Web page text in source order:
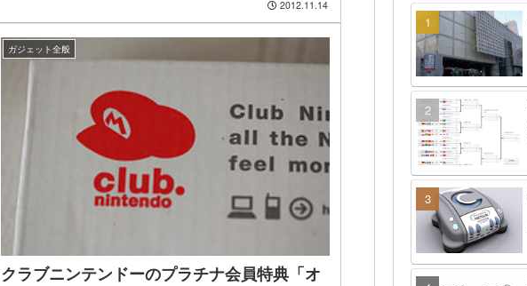
2012.11.14
ガジェット全般
クラブニンテンドーのプラチナ会員特典「オ